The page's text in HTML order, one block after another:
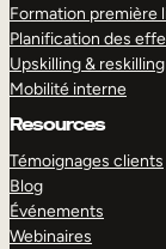
Formation première
Planification des
Upskilling & reskilling
Mobilité interne
Resources
Témoignages clients
Blog
Événements
Webinaires